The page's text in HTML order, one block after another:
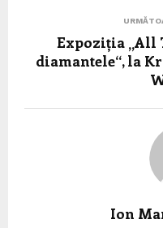
Expoziția „All
diamantele“, la
Ion